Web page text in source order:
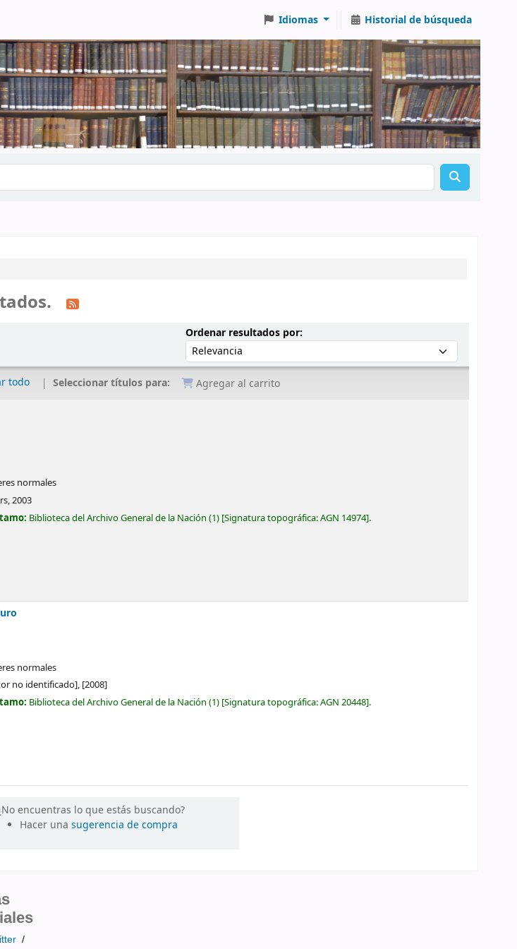
Idiomas Historial de búsqueda
Ordenar resultados por:Ordenar por:
todo Seleccionar títulos para:
Agregar al carrito
normales
2003
Biblioteca del Archivo General de la Nación (1) Signatura topográfica:AGN 14974 .
normales
no identificado], [2008]
Biblioteca del Archivo General de la Nación (1) Signatura topográfica:AGN 20448 .
encuentras lo que estás buscando?
Hacer unasugerencia de compra
/